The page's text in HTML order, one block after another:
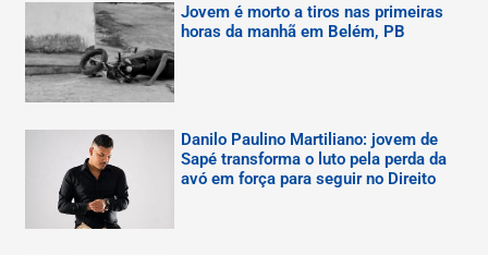
Jovem é morto a tiros nas primeiras
horas da manhã em Belém, PB
Danilo Paulino Martiliano: jovem de
Sapé transforma o luto pela perda da
avó em força para seguir no Direito